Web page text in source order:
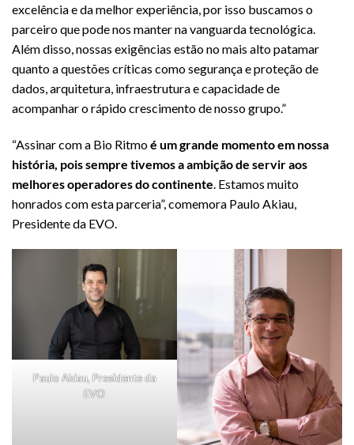
excelência e da melhor experiência, por isso buscamos o
parceiro que pode nos manter na vanguarda tecnológica.
Além disso, nossas exigências estão no mais alto patamar
quanto a questões críticas como segurança e proteção de
dados, arquitetura, infraestrutura e capacidade de
acompanhar o rápido crescimento de nosso grupo.”
“Assinar com a Bio Ritmoé um grande momento em nossa
história, pois sempre tivemos a ambição de servir aos
melhores operadores do continente . Estamos muito
honrados com esta parceria”, comemora Paulo Akiau,
Presidente da EVO.
Paulo Akiau, Presidente da
EVO